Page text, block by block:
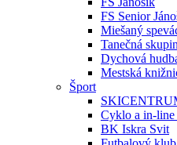
FS Senior
Miešaný
Tanečná
Dychová
Mestská
Šport
Cyklo a in-line
BK Iskra Svit